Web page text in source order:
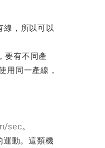
線，所以可以
要有不同產
用同一產線，
sec。
運動。這類機